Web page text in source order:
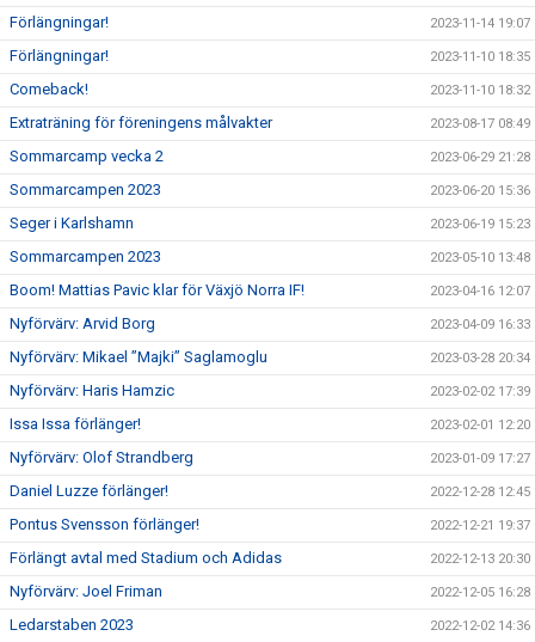
Förlängningar! 2023-11-14 19:07
Förlängningar! 2023-11-10 18:35
Comeback! 2023-11-10 18:32
Extraträning för föreningens målvakter 2023-08-17 08:49
Sommarcamp vecka 2 2023-06-29 21:28
Sommarcampen 2023 2023-06-20 15:36
Seger i Karlshamn 2023-06-19 15:23
Sommarcampen 2023 2023-05-10 13:48
Boom! Mattias Pavic klar för Växjö Norra IF! 2023-04-16 12:07
Nyförvärv: Arvid Borg 2023-04-09 16:33
Nyförvärv: Mikael ”Majki” Saglamoglu 2023-03-28 20:34
Nyförvärv: Haris Hamzic 2023-02-02 17:39
Issa Issa förlänger! 2023-02-01 12:20
Nyförvärv: Olof Strandberg 2023-01-09 17:27
Daniel Luzze förlänger! 2022-12-28 12:45
Pontus Svensson förlänger! 2022-12-21 19:37
Förlängt avtal med Stadium och Adidas 2022-12-13 20:30
Nyförvärv: Joel Friman 2022-12-05 16:28
Ledarstaben 2023 2022-12-02 14:36